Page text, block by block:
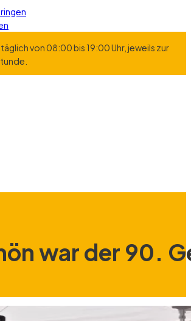
von 08:00 bis 19:00 Uhr, jeweils zur
war der 90.